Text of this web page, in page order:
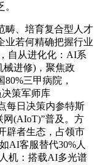
、培育复合型人才
业若何精确把握行业
自从进化化：AI系
进修)，聚焦政
三甲病院，
决策军师库
每日决策内参特斯
网(AIoT)”普及。方
辟者生态，占领市
AI客服替代30%人
机：搭载AI多光谱